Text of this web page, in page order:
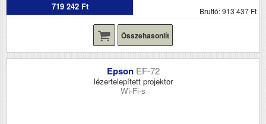
719 242 Ft
Bruttó: 913 437 Ft
Összehasonlít
Epson EF-72
lézertelepített projektor
Wi-Fi-s